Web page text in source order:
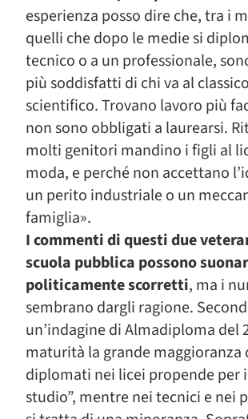
esperienza posso dire che, tra i
quelli che dopo le medie si
tecnico o a un professionale,
più soddisfatti di chi va al
scientifico. Trovano lavoro più
non sono obbligati a laurearsi.
molti genitori mandino i figli al
moda, e perché non accettano
un perito industriale o un
famiglia».
I commenti di questi due
scuola pubblica possono
politicamente scorretti, ma i
sembrano dargli ragione.
un’indagine di Almadiploma del
maturità la grande maggioranza
diplomati nei licei propende per
studio”, mentre nei tecnici e nei